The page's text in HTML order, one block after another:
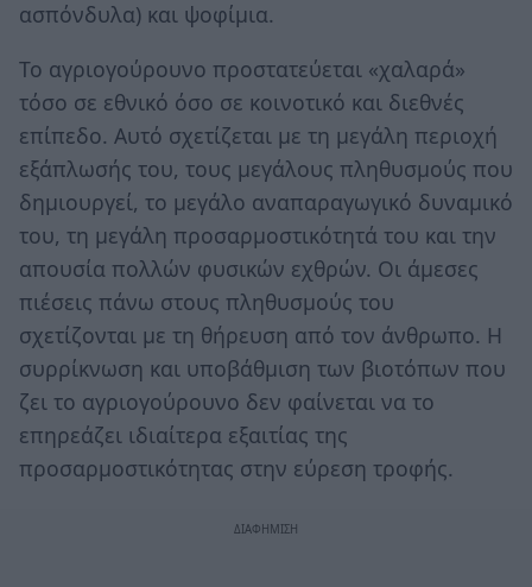
ασπόνδυλα) και ψοφίμια.
To αγριογούρουνο προστατεύεται «χαλαρά»
τόσο σε εθνικό όσο σε κοινοτικό και διεθνές
επίπεδο. Αυτό σχετίζεται με τη μεγάλη περιοχή
εξάπλωσής του, τους μεγάλους πληθυσμούς που
δημιουργεί, το μεγάλο αναπαραγωγικό δυναμικό
του, τη μεγάλη προσαρμοστικότητά του και την
απουσία πολλών φυσικών εχθρών. Οι άμεσες
πιέσεις πάνω στους πληθυσμούς του
σχετίζονται με τη θήρευση από τον άνθρωπο. Η
συρρίκνωση και υποβάθμιση των βιοτόπων που
ζει το αγριογούρουνο δεν φαίνεται να το
επηρεάζει ιδιαίτερα εξαιτίας της
προσαρμοστικότητας στην εύρεση τροφής.